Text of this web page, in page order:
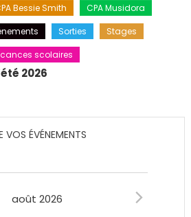
Bessie Smith
CPA Musidora
Sorties
Stages
scolaires
2026
VOS ÉVÉNEMENTS
août 2026